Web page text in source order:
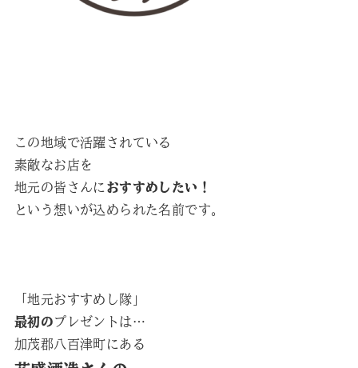
この地域で活躍されている
素敵なお店を
地元の皆さんに おすすめしたい！
という想いが込められた名前です。
「地元おすすめし隊」
最初のプレゼントは…
加茂郡八百津町にある